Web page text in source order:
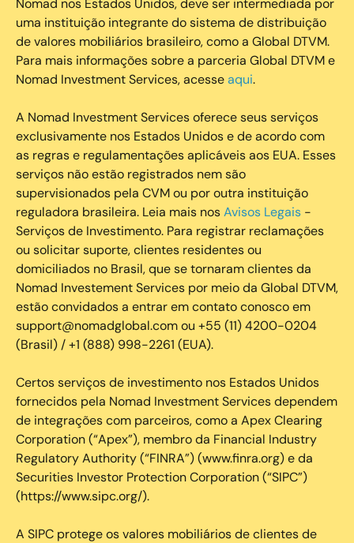
Nomad nos Estados Unidos, deve ser intermediada por
uma instituição integrante do sistema de distribuição
de valores mobiliários brasileiro, como a Global DTVM.
Para mais informações sobre a parceria Global DTVM e
Nomad Investment Services, acesseaqui.
A Nomad Investment Services oferece seus serviços
exclusivamente nos Estados Unidos e de acordo com
as regras e regulamentações aplicáveis aos EUA. Esses
serviços não estão registrados nem são
supervisionados pela CVM ou por outra instituição
reguladora brasileira. Leia mais nosAvisos Legais -
Serviços de Investimento. Para registrar reclamações
ou solicitar suporte, clientes residentes ou
domiciliados no Brasil, que se tornaram clientes da
Nomad Investement Services por meio da Global DTVM,
estão convidados a entrar em contato conosco em
support@nomadglobal.com ou +55 (11) 4200-0204
(Brasil) / +1 (888) 998-2261 (EUA).
Certos serviços de investimento nos Estados Unidos
fornecidos pela Nomad Investment Services dependem
de integrações com parceiros, como a Apex Clearing
Corporation (“Apex”), membro da Financial Industry
Regulatory Authority (“FINRA”) (www.finra.org) e da
Securities Investor Protection Corporation (“SIPC”)
(https://www.sipc.org/).
A SIPC protege os valores mobiliários de clientes de